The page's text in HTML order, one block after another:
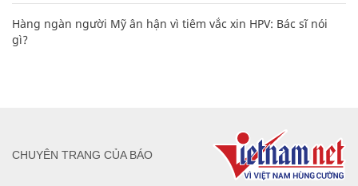
Hàng ngàn người Mỹ ân hận vì tiêm vắc xin HPV: Bác sĩ nói
gì?
CHUYÊN TRANG CỦA BÁO